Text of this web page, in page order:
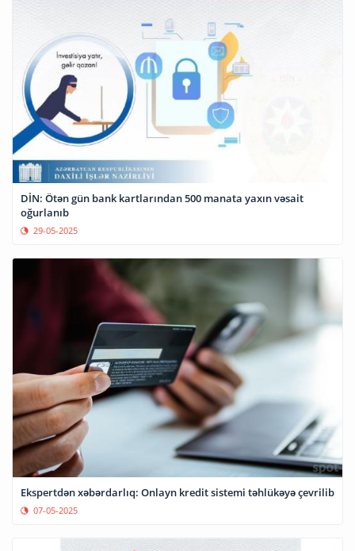
DİN: Ötən gün bank kartlarından 500 manata yaxın vəsait
oğurlanıb
29-05-2025
Ekspertdən xəbərdarlıq: Onlayn kredit sistemi təhlükəyə çevrilib
07-05-2025